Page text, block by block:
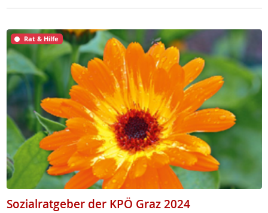
Rat & Hilfe
Sozialratgeber der KPÖ Graz 2024